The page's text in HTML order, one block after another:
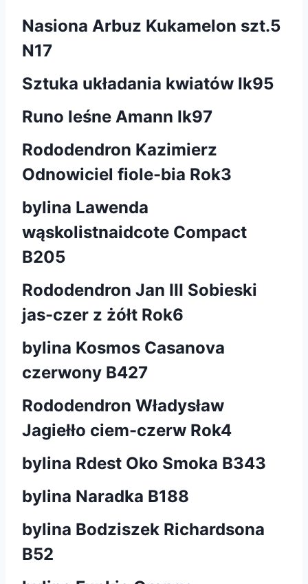
Nasiona Arbuz Kukamelon szt.5
N17
Sztuka układania kwiatów Ik95
Runo leśne Amann Ik97
Rododendron Kazimierz
Odnowiciel fiole-bia Rok3
bylina Lawenda
wąskolistnaidcote Compact
B205
Rododendron Jan III Sobieski
jas-czer z żółt Rok6
bylina Kosmos Casanova
czerwony B427
Rododendron Władysław
Jagiełło ciem-czerw Rok4
bylina Rdest Oko Smoka B343
bylina Naradka B188
bylina Bodziszek Richardsona
B52